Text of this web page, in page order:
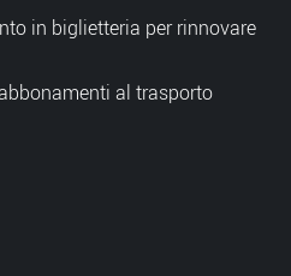
in biglietteria per rinnovare
al trasporto